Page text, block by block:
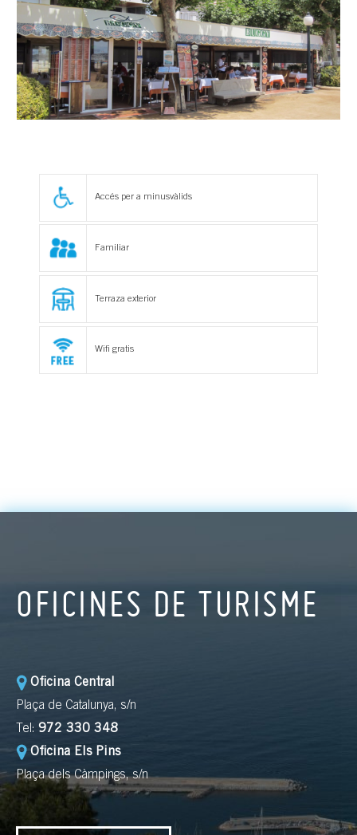
Accés per a minusvàlids
Familiar
Terraza exterior
Wifi gratis
OFICINES DE TURISME
Oficina Central
Plaça de Catalunya, s/n
Tel: 972 330 348
Oficina Els Pins
Plaça dels Càmpings, s/n